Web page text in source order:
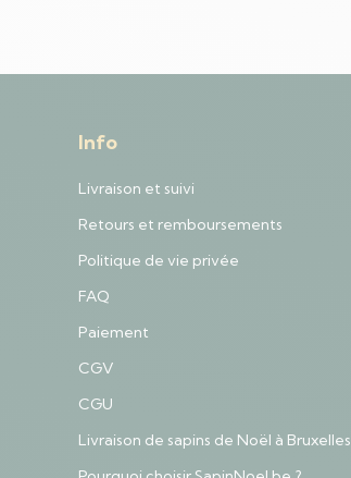
Info
Livraison et suivi
Retours et remboursements
Politique de vie privée
FAQ
Paiement
CGV
CGU
Livraison de sapins de Noël à Bruxelles